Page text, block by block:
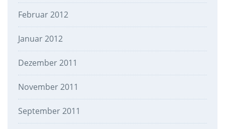
Februar 2012
Januar 2012
Dezember 2011
November 2011
September 2011